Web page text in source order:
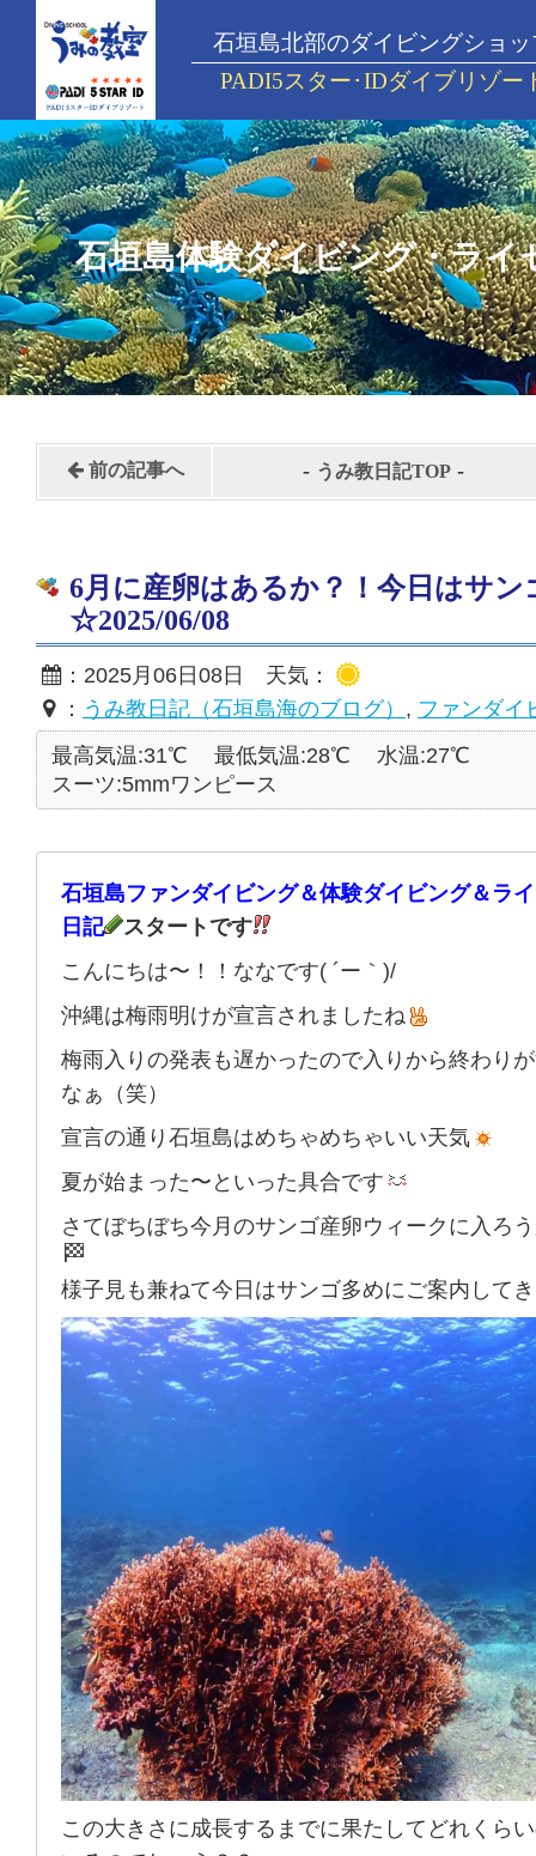
石垣島北部のダイビングショッ
PADI5スター･IDダイブリゾー
石垣島体験ダイビング・ライ
前の記事へ - うみ教日記TOP -
6月に産卵はあるか？！今日はサン
☆2025/06/08
：2025月06日08日 天気：
： うみ教日記（石垣島海のブログ） , ファンダイ
最高気温:31℃
最低気温:28℃
水温:27℃
スーツ:5mmワンピース
石垣島ファンダイビング＆体験ダイビング＆ラ
日記
スタートです
こんにちは〜！！ななです( ´ー｀)/
沖縄は梅雨明けが宣言されましたね
梅雨入りの発表も遅かったので入りから終わり
なぁ（笑）
宣言の通り石垣島はめちゃめちゃいい天気
夏が始まった〜といった具合です
さてぼちぼち今月のサンゴ産卵ウィークに入ろ
様子見も兼ねて今日はサンゴ多めにご案内して
この大きさに成長するまでに果たしてどれくら